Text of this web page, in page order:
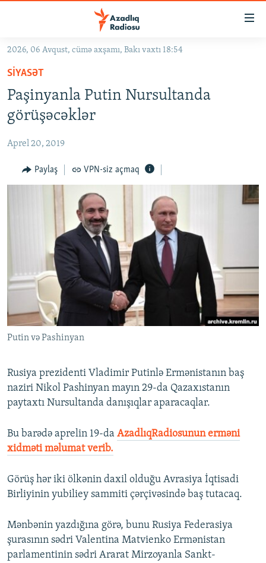
Əsas
qayıt
Əsas
naviqasiyaya
qayıt
Axtarışa
keç
GÜNDƏM
KORRUPSIOMETR
#ƏSLINDƏ
FƏRQƏ BAX
QANUNI DOĞRU
ARAŞDIRMA
FOTOQALEREYA
İNFOQRAFIKA
KARIKATURA
RADIO ARXIV
OXU ZALI
AZƏRBAYCAN ƏDƏBIYYATI KITABXANASI
İSLAM VƏ DEMOKRATIYA
İZ - MƏDƏNIYYƏT PROQRAMI
HAQQIMIZDA
MISSIYAMIZ
PEŞƏ ETIKASI VƏ JURNALISTIKA STANDARTLARIMIZ
MATERIALLARIMIZDAN ISTIFADƏ
AZADLIQRADIOSU MOBIL TELEFONUNUZDA
XƏBƏR BÜLLETENLƏRIMIZ
BIZI IZLƏ
RFE/RL-in bütün saytları
2026, 06 Avqust, cümə axşamı, Bakı vaxtı 18:54
SIYASƏT
Paşinyanla Putin Nursultanda
görüşəcəklər
Aprel 20, 2019
Paylaş VPN-siz açmaq
Putin və Pashinyan
Rusiya prezidenti Vladimir Putinlə Ermənistanın baş
naziri Nikol Pashinyan mayın 29-da Qazaxıstanın
paytaxtı Nursultanda danışıqlar aparacaqlar.
Bu barədə aprelin 19-da AzadlıqRadiosunun erməni
xidməti məlumat verib.
Görüş hər iki ölkənin daxil olduğu Avrasiya İqtisadi
Birliyinin yubiliey sammiti çərçivəsində baş tutacaq.
Mənbənin yazdığına görə, bunu Rusiya Federasiya
şurasının sədri Valentina Matvienko Ermənistan
parlamentinin sədri Ararat Mirzoyanla Sankt-